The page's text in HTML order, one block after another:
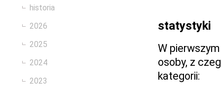
historia
2026
2025
2024
2023
statystyki
W
osoby, z
kategorii: